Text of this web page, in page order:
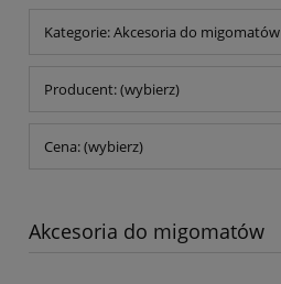
Kategorie: Akcesoria do migomatów
Producent: (wybierz)
Cena: (wybierz)
Akcesoria do migomatów